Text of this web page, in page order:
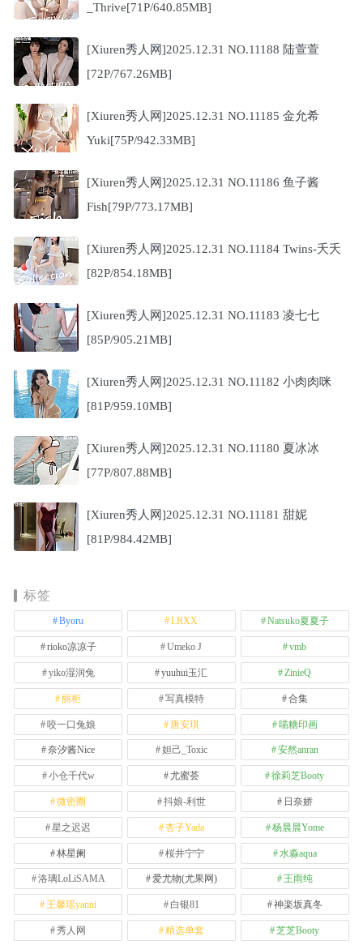
_Thrive[71P/640.85MB]
[Xiuren秀人网]2025.12.31 NO.11188 陆萱萱
[72P/767.26MB]
[Xiuren秀人网]2025.12.31 NO.11185 金允希
Yuki[75P/942.33MB]
[Xiuren秀人网]2025.12.31 NO.11186 鱼子酱
Fish[79P/773.17MB]
[Xiuren秀人网]2025.12.31 NO.11184 Twins-夭夭
[82P/854.18MB]
[Xiuren秀人网]2025.12.31 NO.11183 凌七七
[85P/905.21MB]
[Xiuren秀人网]2025.12.31 NO.11182 小肉肉咪
[81P/959.10MB]
[Xiuren秀人网]2025.12.31 NO.11180 夏冰冰
[77P/807.88MB]
[Xiuren秀人网]2025.12.31 NO.11181 甜妮
[81P/984.42MB]
标签
Byoru LRXX Natsuko夏夏子
rioko凉凉子 Umeko J vmb
yiko湿润兔 yuuhui玉汇 ZinieQ
丽柜 写真模特 合集
咬一口兔娘 唐安琪 喵糖印画
奈汐酱Nice 妲己_Toxic 安然anran
小仓千代w 尤蜜荟 徐莉芝Booty
微密圈 抖娘-利世 日奈娇
星之迟迟 杏子Yada 杨晨晨Yome
林星阑 桜井宁宁 水淼aqua
洛璃LoLiSAMA 爱尤物(尤果网) 王雨纯
王馨瑶yanni 白银81 神楽坂真冬
秀人网 精选单套 芝芝Booty